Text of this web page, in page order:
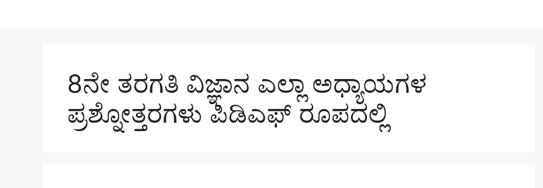
8ನೇ ತರಗತಿ ವಿಜ್ಞಾನ ಎಲ್ಲಾ ಅಧ್ಯಾಯಗಳ
ಪ್ರಶ್ನೋತ್ತರಗಳು ಪಿಡಿಎಫ್ ರೂಪದಲ್ಲಿ